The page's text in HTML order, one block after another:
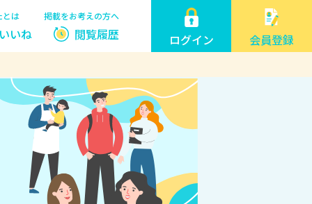
とは 掲載をお考えの方へ
いね 閲覧履歴 ログイン 会員登録